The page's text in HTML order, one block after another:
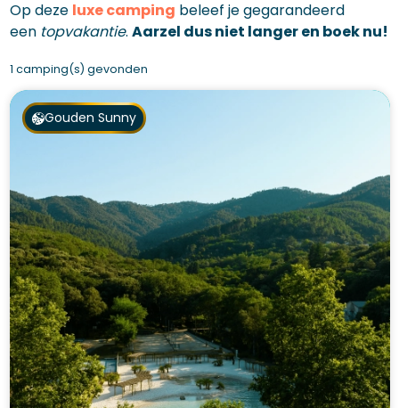
Op deze luxe camping beleef je gegarandeerd
een topvakantie. Aarzel dus niet langer en boek nu!
1 camping(s) gevonden
Gouden Sunny